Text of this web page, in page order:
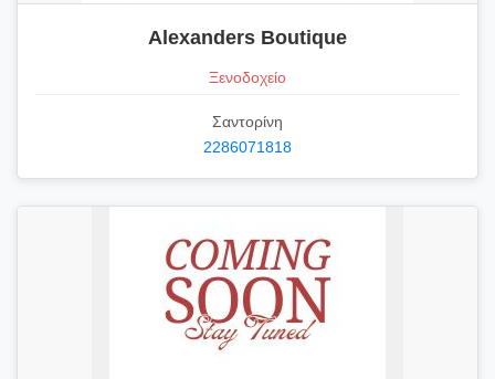
Alexanders Boutique
Ξενοδοχείο
Σαντορίνη
2286071818